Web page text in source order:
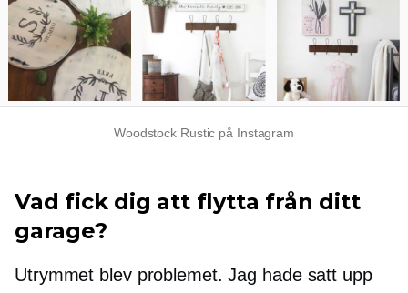
Woodstock Rustic på Instagram
Vad fick dig att flytta från ditt
garage?
Utrymmet blev problemet. Jag hade satt upp